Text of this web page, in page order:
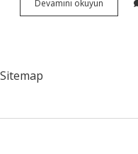
Devamını okuyun Bölgesel
Kalkınma
Sitemap